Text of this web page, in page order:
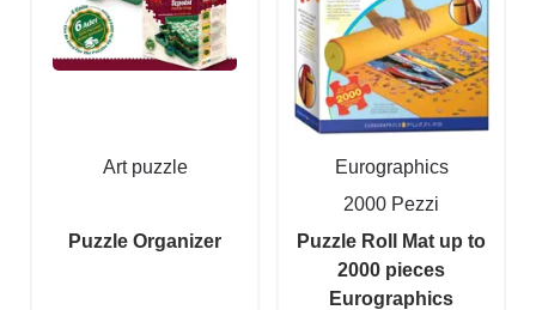
Art puzzle
Puzzle Organizer
Eurographics
2000 Pezzi
Puzzle Roll Mat up to
2000 pieces
Eurographics